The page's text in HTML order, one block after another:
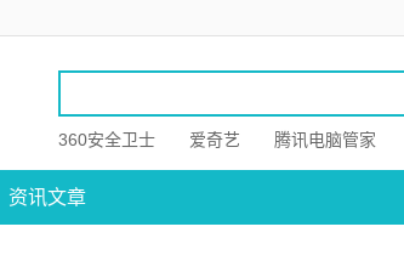
360安全卫士 爱奇艺 腾讯电脑管家
资讯文章